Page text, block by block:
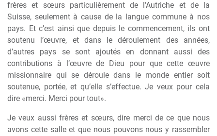
frères et sœurs particulièrement de l’Autriche et de la
Suisse, seulement à cause de la langue commune à nos
pays. Et c’est ainsi que depuis le commencement, ils ont
soutenu l’œuvre, et dans le déroulement des années,
d’autres pays se sont ajoutés en donnant aussi des
contributions à l’œuvre de Dieu pour que cette œuvre
missionnaire qui se déroule dans le monde entier soit
soutenue, portée, et qu’elle s’effectue. Je veux pour cela
dire «merci. Merci pour tout».
Je veux aussi frères et sœurs, dire merci de ce que nous
avons cette salle et que nous pouvons nous y rassembler